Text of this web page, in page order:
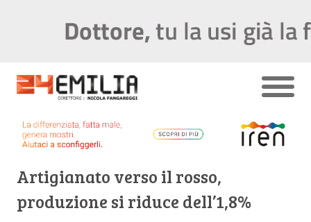
Artigianato verso il rosso,
produzione si riduce dell’1,8%